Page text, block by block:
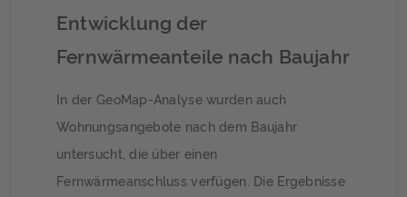
Entwicklung der
Fernwärmeanteile nach Baujahr
In der GeoMap-Analyse wurden auch
Wohnungsangebote nach dem Baujahr
untersucht, die über einen
Fernwärmeanschluss verfügen. Die Ergebnisse